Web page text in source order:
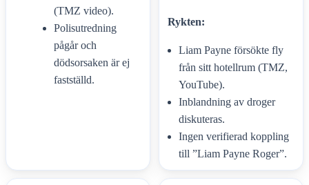
(TMZ video).
Polisutredning
pågår och
dödsorsaken är ej
fastställd.
Rykten:
Liam Payne försökte fly
från sitt hotellrum (TMZ,
YouTube).
Inblandning av droger
diskuteras.
Ingen verifierad koppling
till ”Liam Payne Roger”.